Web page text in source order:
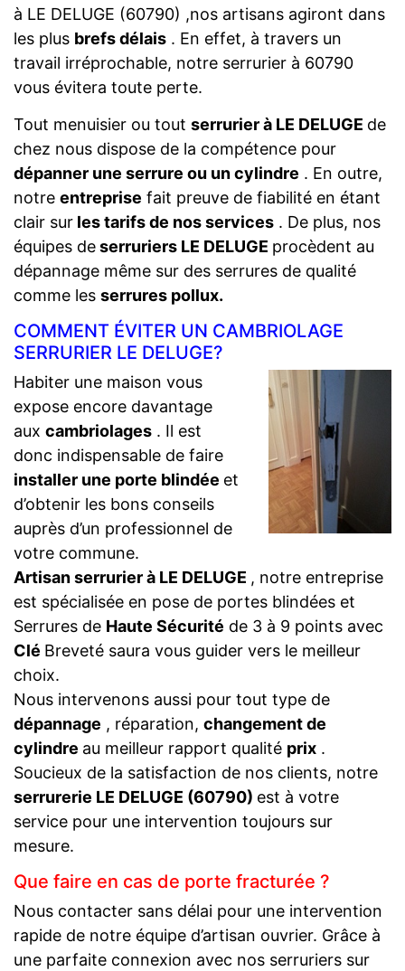
à LE DELUGE (60790) ,nos artisans agiront dans
les plus brefs délais . En effet, à travers un
travail irréprochable, notre serrurier à 60790
vous évitera toute perte.
Tout menuisier ou tout serrurier à LE DELUGE de
chez nous dispose de la compétence pour
dépanner une serrure ou un cylindre . En outre,
notre entreprise fait preuve de fiabilité en étant
clair sur les tarifs de nos services . De plus, nos
équipes deserruriers LE DELUGE procèdent au
dépannage même sur des serrures de qualité
comme les serrures pollux.
COMMENT ÉVITER UN CAMBRIOLAGE
SERRURIER LE DELUGE?
Habiter une maison vous
expose encore davantage
aux cambriolages . Il est
donc indispensable de faire
installer une porte blindée et
d’obtenir les bons conseils
auprès d’un professionnel de
votre commune.
Artisan serrurier à LE DELUGE , notre entreprise
est spécialisée en pose de portes blindées et
Serrures de Haute Sécurité de 3 à 9 points avec
Clé Breveté saura vous guider vers le meilleur
choix.
Nous intervenons aussi pour tout type de
dépannage , réparation, changement de
cylindre au meilleur rapport qualité prix .
Soucieux de la satisfaction de nos clients, notre
serrurerie LE DELUGE (60790) est à votre
service pour une intervention toujours sur
mesure.
Que faire en cas de porte fracturée ?
Nous contacter sans délai pour une intervention
rapide de notre équipe d’artisan ouvrier. Grâce à
une parfaite connexion avec nos serruriers sur